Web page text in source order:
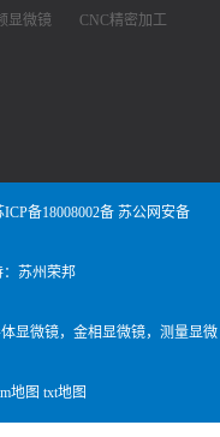
显微镜 CNC精密加工
ICP备18008002备 苏公网安备
苏州荣邦
显微镜， 金相显微镜， 测量显微
地图 txt地图